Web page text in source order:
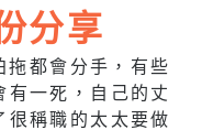
分享
都會分手，有些
有一死，自己的丈
很稱職的太太要做